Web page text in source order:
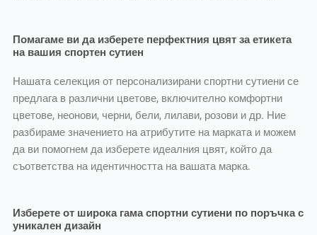
Помагаме ви да изберете перфектния цвят за етикета
на вашия спортен сутиен
Нашата селекция от персонализирани спортни сутиени се
предлага в различни цветове, включително комфортни
цветове, неонови, черни, бели, лилави, розови и др. Ние
разбираме значението на атрибутите на марката и можем
да ви помогнем да изберете идеалния цвят, който да
съответства на идентичността на вашата марка.
Изберете от широка гама спортни сутиени по поръчка с
уникален дизайн